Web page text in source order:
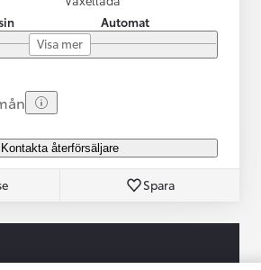
Automat
Visa mer
Kontakta återförsäljare
Spara